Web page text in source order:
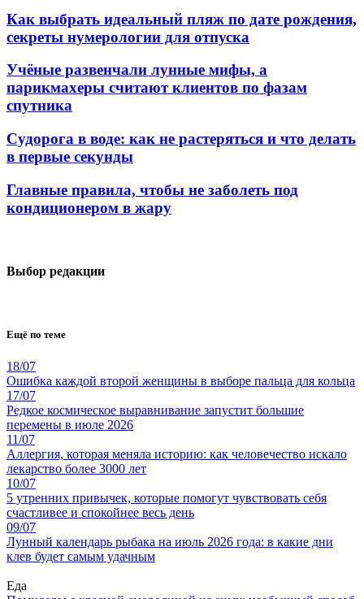
Как выбрать идеальный пляж по дате рождения,
секреты нумерологии для отпуска
Учёные развенчали лунные мифы, а
парикмахеры считают клиентов по фазам
спутника
Судорога в воде: как не растеряться и что делать
в первые секунды
Главные правила, чтобы не заболеть под
кондиционером в жару
Выбор редакции
Ещё по теме
18/07
Ошибка каждой второй женщины в выборе пальца для кольца
17/07
Редкое космическое выравнивание запустит большие
перемены в июле 2026
11/07
Аллергия, которая меняла историю: как человечество искало
лекарство более 3000 лет
10/07
5 утренних привычек, которые помогут чувствовать себя
счастливее и спокойнее весь день
09/07
Лунный календарь рыбака на июль 2026 года: в какие дни
клев будет самым удачным
Еда